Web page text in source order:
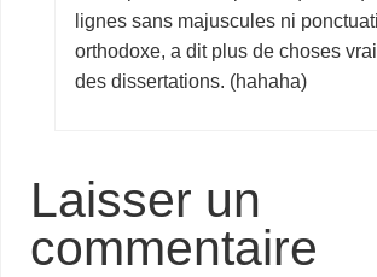
lignes sans majuscules ni
orthodoxe, a dit plus de choses
des dissertations. (hahaha)
Laisser un
commentaire